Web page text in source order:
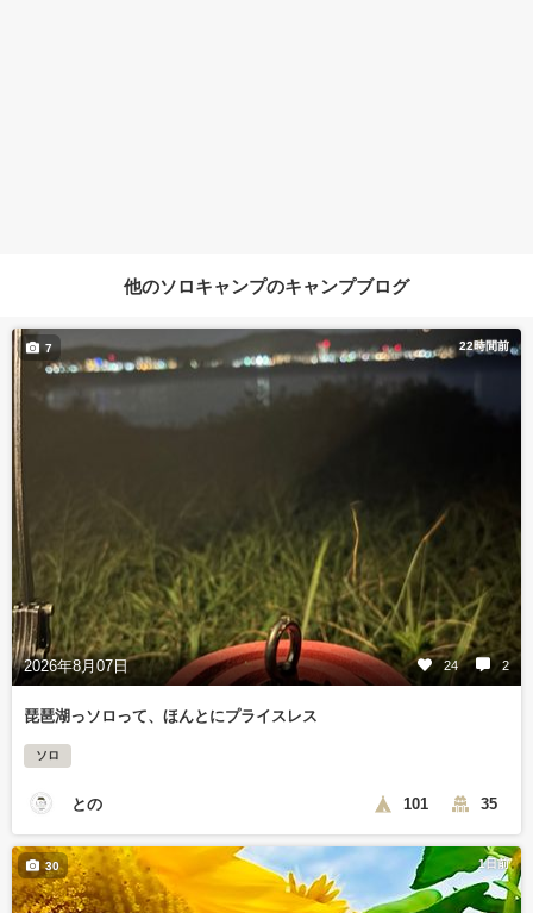
他のソロキャンプのキャンプブログ
22時間前
2026年8月07日 24 2
7
琵琶湖っソロって、ほんとにプライスレス
ソロ
との 101 35
1日前
30